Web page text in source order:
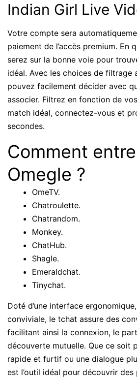
Indian Girl Live
Votre compte sera
paiement de l’accès premium. En
serez sur la bonne voie pour
idéal. Avec les choices de filtrage
pouvez facilement décider avec
associer. Filtrez en fonction de
match idéal, connectez-vous et
secondes.
Comment
Omegle ?
OmeTV.
Chatroulette.
Chatrandom.
Monkey.
ChatHub.
Shagle.
Emeraldchat.
Tinychat.
Doté d’une interface
conviviale, le tchat assure des
facilitant ainsi la connexion, le
découverte mutuelle. Que ce soit
rapide et furtif ou une dialogue
est l’outil idéal pour découvrir des